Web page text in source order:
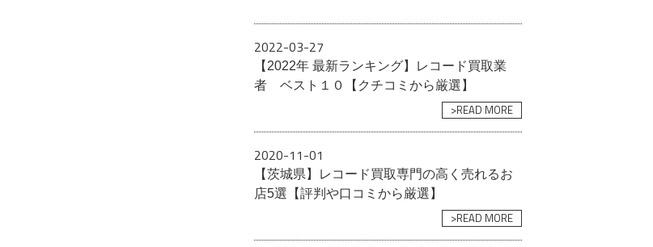
2022-03-27
【2022年 最新ランキング】レコード買取業
者 ベスト１０【クチコミから厳選】
>READ MORE
2020-11-01
【茨城県】レコード買取専門の高く売れるお
店5選【評判や口コミから厳選】
>READ MORE